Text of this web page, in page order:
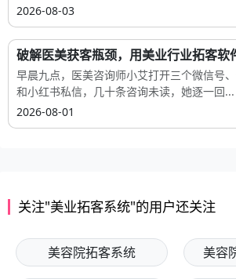
2026-08-03
破解医美获客瓶颈，用美业行业拓客软
早晨九点，医美咨询师小艾打开三个微信号
和小红书私信，几十条咨询未读，她逐一回...
2026-08-01
关注"美业拓客系统"的用户还关注
美容院拓客系统 美容